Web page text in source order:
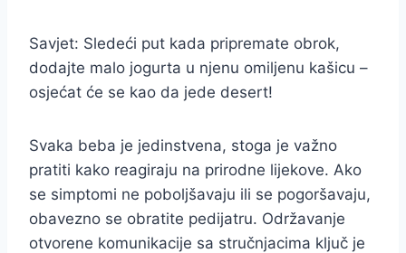
Savjet: Sledeći put kada pripremate obrok,
dodajte malo jogurta u njenu omiljenu kašicu –
osjećat će se kao da jede desert!
Svaka beba je jedinstvena, stoga je važno
pratiti kako reagiraju na prirodne lijekove. Ako
se simptomi ne poboljšavaju ili se pogoršavaju,
obavezno se obratite pedijatru. Održavanje
otvorene komunikacije sa stručnjacima ključ je